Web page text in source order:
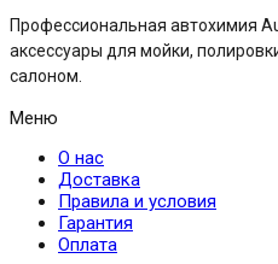
Профессиональная автохимия
аксессуары для мойки,
салоном.
Меню
О нас
Доставка
Правила и условия
Гарантия
Оплата